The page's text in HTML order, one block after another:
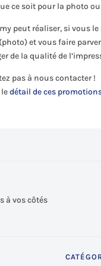
ce soit pour la photo
peut réaliser, si vous
et vous faire
de la qualité de
pas à nous contacter !
ledétail de ces
à vos côtés